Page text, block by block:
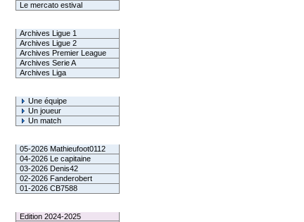
Le mercato estival
Archives Ligue 1
Archives Ligue 2
Archives Premier League
Archives Serie A
Archives Liga
Une équipe
Un joueur
Un match
05-2026 Mathieufoot0112
04-2026 Le capitaine
03-2026 Denis42
02-2026 Fanderobert
01-2026 CB7588
Edition 2024-2025